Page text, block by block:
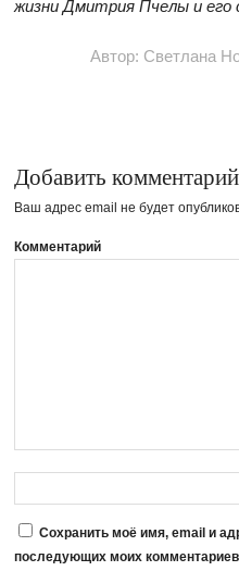
жизни Дмитрия Пчелы и его
Автор: Светлана
Добавить комментарий
Ваш адрес email не будет
Комментарий
Сохранить моё имя, email и
последующих моих